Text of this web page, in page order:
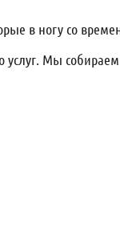
в ногу со
услуг. Мы